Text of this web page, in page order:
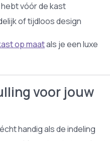
vóór de kast
of tijdloos design
op maatals je een luxe
voor jouw
handig als de indeling